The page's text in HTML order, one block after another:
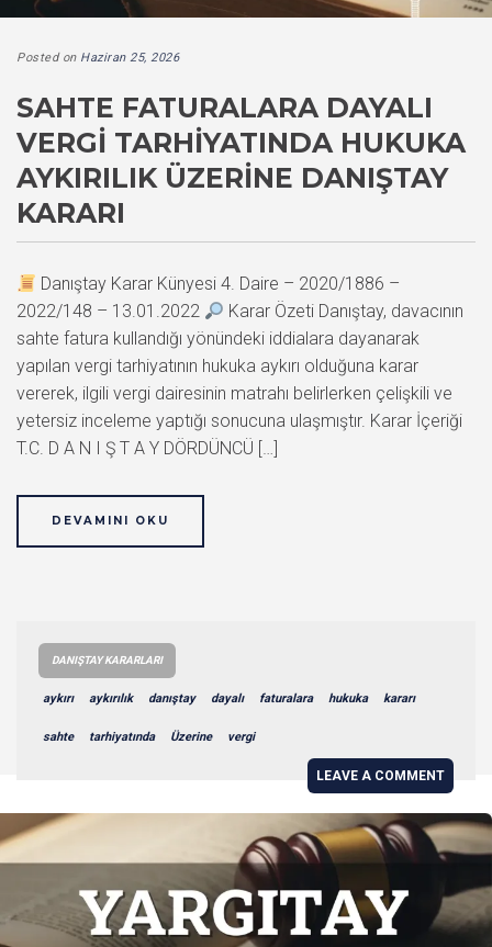
Posted on Haziran 25, 2026
SAHTE FATURALARA DAYALI
VERGI TARHIYATINDA HUKUKA
AYKIRILIK ÜZERINE DANIŞTAY
KARARI
Danıştay Karar Künyesi 4. Daire – 2020/1886 –
2022/148 – 13.01.2022
Karar Özeti Danıştay, davacının
sahte fatura kullandığı yönündeki iddialara dayanarak
yapılan vergi tarhiyatının hukuka aykırı olduğuna karar
vererek, ilgili vergi dairesinin matrahı belirlerken çelişkili ve
yetersiz inceleme yaptığı sonucuna ulaşmıştır. Karar İçeriği
T.C. D A N I Ş T A Y DÖRDÜNCÜ […]
DEVAMINI OKU
DANIŞTAY KARARLARI
aykırı aykırılık danıştay dayalı faturalara hukuka kararı
sahte tarhiyatında Üzerine vergi
LEAVE A COMMENT